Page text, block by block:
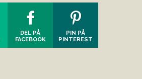
DEL PÅ
FACEBOOK
PIN PÅ
PINTEREST